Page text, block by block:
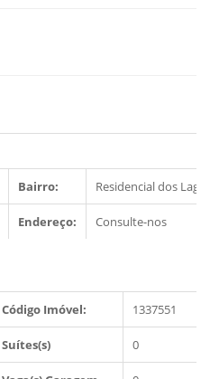
Bairro: Residencial dos
Endereço: Consulte-nos
Código Imóvel: 1337551
Suítes(s) 0